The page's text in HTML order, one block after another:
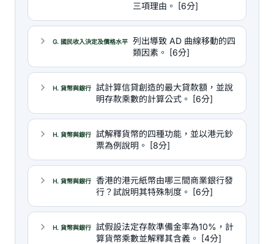
三項理由。 [6分]
G. 國民收入決定及價格水平
列出導致 AD 曲線移動的四
類因素。 [6分]
H. 貨幣與銀行
試計算信貸創造的最大貸款額，並說
明存款乘數的計算公式。 [6分]
H. 貨幣與銀行
試解釋貨幣的四種功能，並以港元鈔
票為例說明。 [8分]
H. 貨幣與銀行
香港的港元紙幣由哪三間商業銀行發
行？試說明其特殊制度。 [6分]
H. 貨幣與銀行
試假設法定存款準備金率為10%，計
算貨幣乘數並解釋其含義。 [4分]